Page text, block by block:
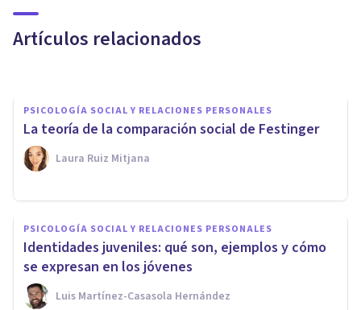
Artículos relacionados
de sentirse parte de algo
PSICOLOGÍA SOCIAL Y RELACIONES PERSONALES
La teoría de la comparación social de Festinger
Laura Ruiz Mitjana
PSICOLOGÍA SOCIAL Y RELACIONES PERSONALES
Identidades juveniles: qué son, ejemplos y cómo
se expresan en los jóvenes
Luis Martínez-Casasola Hernández
¿Cómo saber si has
desarrollado dependencia
emocional?
Ignacio García Vicente